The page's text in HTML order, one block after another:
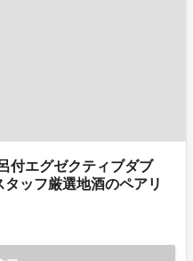
付エグゼクティブダブ
ッフ厳選地酒のペアリ